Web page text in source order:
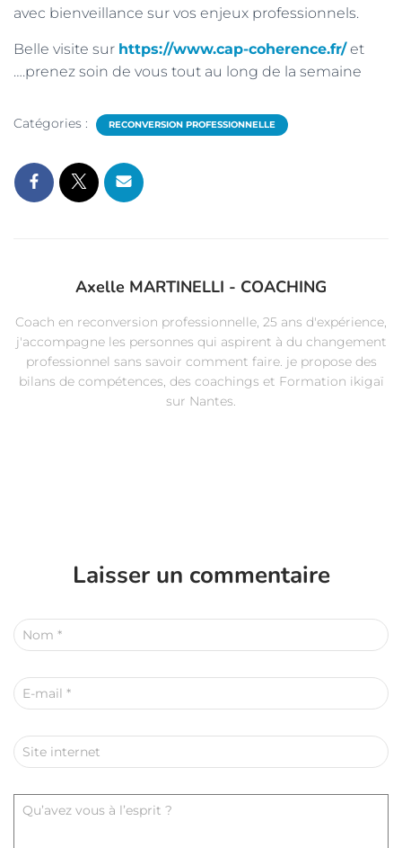
avec bienveillance sur vos enjeux professionnels.
Belle visite sur https://www.cap-coherence.fr/et
….prenez soin de vous tout au long de la semaine
Catégories : RECONVERSION PROFESSIONNELLE
Axelle MARTINELLI - COACHING
Coach en reconversion professionnelle, 25 ans d'expérience,
j'accompagne les personnes qui aspirent à du changement
professionnel sans savoir comment faire. je propose des
bilans de compétences, des coachings et Formation ikigaï
sur Nantes.
Laisser un commentaire
Nom *
E-mail *
Site internet
Qu’avez vous à l’esprit ?